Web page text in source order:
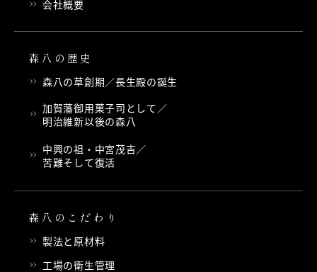
会社概要
森八の歴史
森八の草創期／長生殿の誕生
加賀藩御用菓子司として／
明治維新以後の森八
中興の祖・中宮茂吉／
苦難そして復活
森八のこだわり
製法と原材料
工場の衛生管理